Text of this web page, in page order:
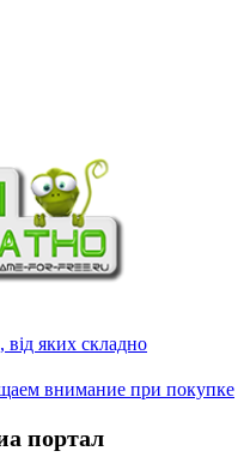
від яких складно
внимание при покупке
портал